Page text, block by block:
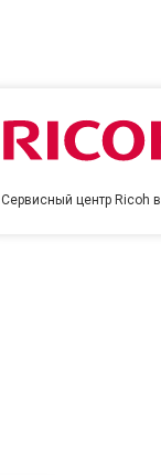
Сервисный центр Ricoh